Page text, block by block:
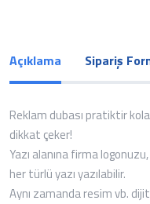
Açıklama Sipariş
Reklam dubası pratiktir
dikkat çeker!
Yazı alanına firma
her türlü yazı yazılabilir.
Aynı zamanda resim vb.